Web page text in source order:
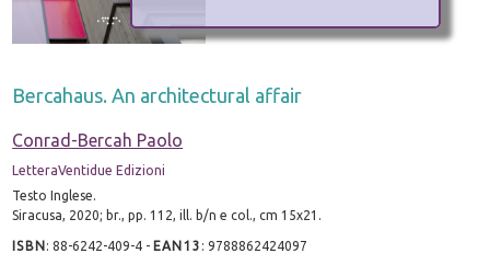
Bercahaus. An architectural affair
Conrad-Bercah Paolo
LetteraVentidue Edizioni
Testo Inglese.
Siracusa, 2020; br., pp. 112, ill. b/n e col., cm 15x21.
ISBN:88-6242-409-4 - EAN13 :9788862424097